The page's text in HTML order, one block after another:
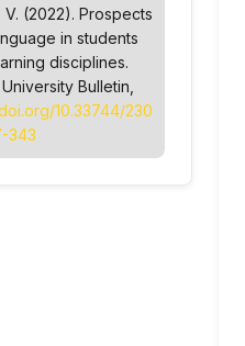
V. (2022). Prospects
in students
disciplines.
Bulletin
10.33744/230
343